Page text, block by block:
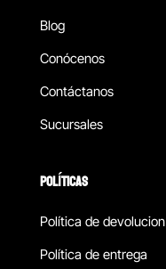
Blog
Conócenos
Contáctanos
Sucursales
POLÍTICAS
Política de devolucion
Política de entrega